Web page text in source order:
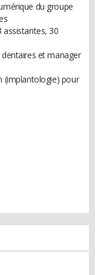
du groupe
assistantes, 30
et manager
(implantologie) pour